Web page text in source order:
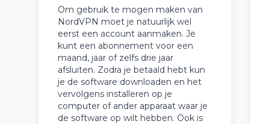
Om gebruik te mogen maken van
NordVPN moet je natuurlijk wel
eerst een account aanmaken. Je
kunt een abonnement voor een
maand, jaar of zelfs drie jaar
afsluiten. Zodra je betaald hebt kun
je de software downloaden en het
vervolgens installeren op je
computer of ander apparaat waar je
de software op wilt hebben. Ook is